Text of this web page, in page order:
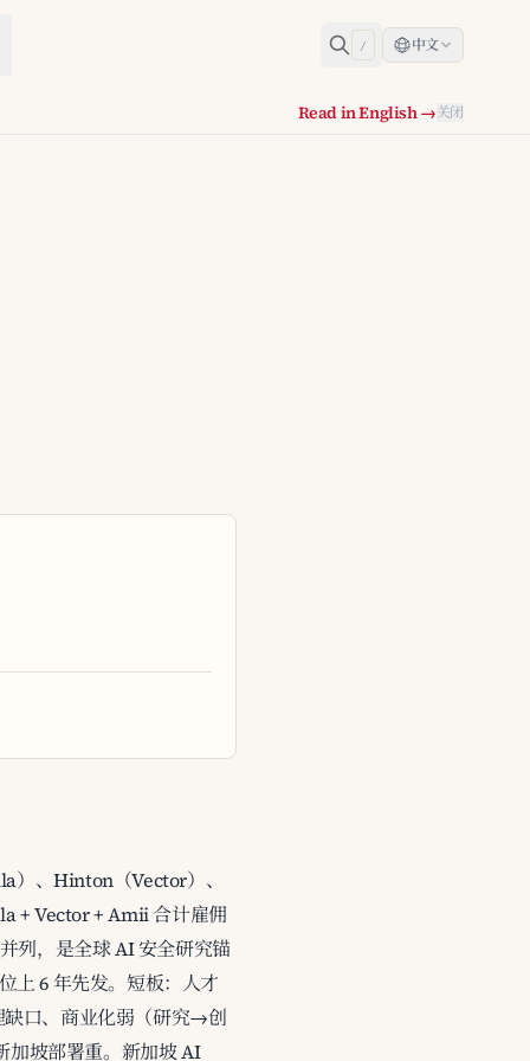
/ 中文
Read in English →关闭
）、Hinton（Vector）、
+ Vector + Amii 合计雇佣
列，是全球 AI 安全研究锚
上 6 年先发。短板：人才
缺口、商业化弱（研究→创
加坡部署重。新加坡 AI